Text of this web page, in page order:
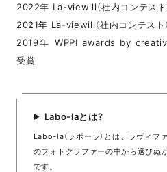
2022年 La-viewill（社内コンテスト
2021年 La-viewill（社内コンテスト
2019年 WPPI awards by
受賞
Labo-laとは?
Labo-la（ラボーラ）とは、ラヴィ
のフォトグラファーの中から選びぬ
です。